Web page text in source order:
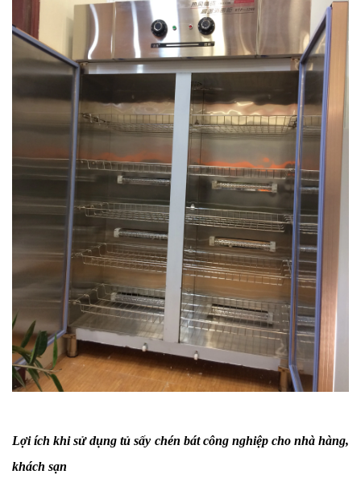
Lợi ích khi sử dụng tủ sấy chén bát công nghiệp cho nhà hàng,
khách sạn